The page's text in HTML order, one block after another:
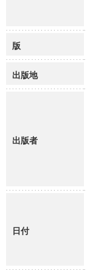
版
出版地
出版者
日付